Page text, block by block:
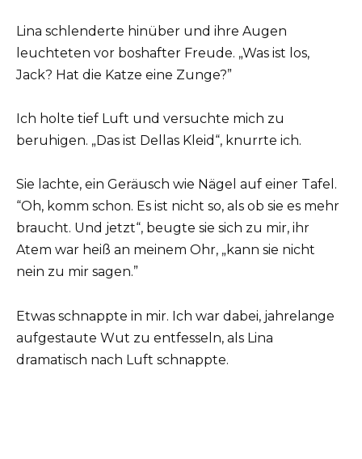
Lina schlenderte hinüber und ihre Augen
leuchteten vor boshafter Freude. „Was ist los,
Jack? Hat die Katze eine Zunge?”
Ich holte tief Luft und versuchte mich zu
beruhigen. „Das ist Dellas Kleid“, knurrte ich.
Sie lachte, ein Geräusch wie Nägel auf einer Tafel.
“Oh, komm schon. Es ist nicht so, als ob sie es mehr
braucht. Und jetzt“, beugte sie sich zu mir, ihr
Atem war heiß an meinem Ohr, „kann sie nicht
nein zu mir sagen.”
Etwas schnappte in mir. Ich war dabei, jahrelange
aufgestaute Wut zu entfesseln, als Lina
dramatisch nach Luft schnappte.